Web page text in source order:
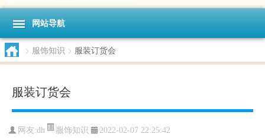
网站导航
> 服饰知识 > 服装订货会
服装订货会
网友:dh 服饰知识 2022-02-07 22:25:42